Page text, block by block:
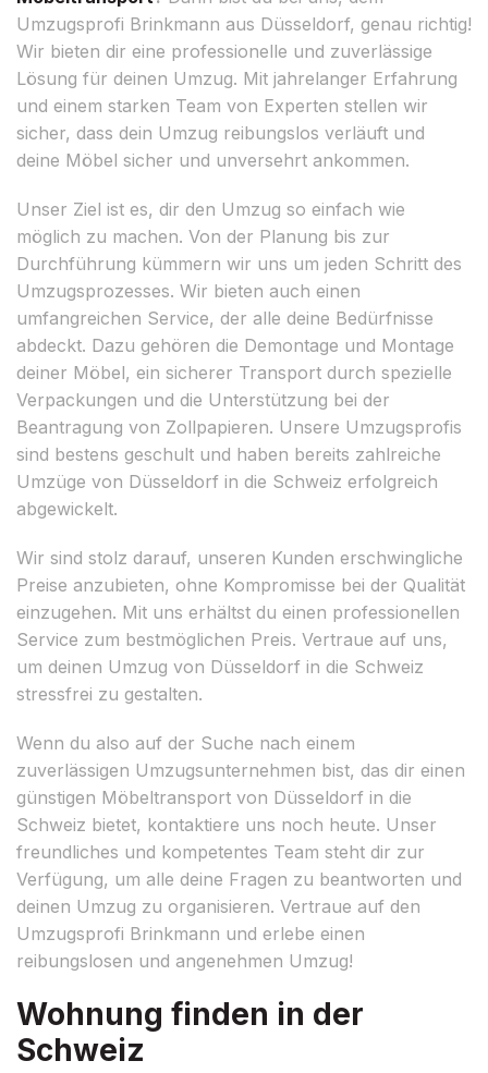
Umzugsprofi Brinkmann aus Düsseldorf, genau richtig!
Wir bieten dir eine professionelle und zuverlässige
Lösung für deinen Umzug. Mit jahrelanger Erfahrung
und einem starken Team von Experten stellen wir
sicher, dass dein Umzug reibungslos verläuft und
deine Möbel sicher und unversehrt ankommen.
Unser Ziel ist es, dir den Umzug so einfach wie
möglich zu machen. Von der Planung bis zur
Durchführung kümmern wir uns um jeden Schritt des
Umzugsprozesses. Wir bieten auch einen
umfangreichen Service, der alle deine Bedürfnisse
abdeckt. Dazu gehören die Demontage und Montage
deiner Möbel, ein sicherer Transport durch spezielle
Verpackungen und die Unterstützung bei der
Beantragung von Zollpapieren. Unsere Umzugsprofis
sind bestens geschult und haben bereits zahlreiche
Umzüge von Düsseldorf in die Schweiz erfolgreich
abgewickelt.
Wir sind stolz darauf, unseren Kunden erschwingliche
Preise anzubieten, ohne Kompromisse bei der Qualität
einzugehen. Mit uns erhältst du einen professionellen
Service zum bestmöglichen Preis. Vertraue auf uns,
um deinen Umzug von Düsseldorf in die Schweiz
stressfrei zu gestalten.
Wenn du also auf der Suche nach einem
zuverlässigen Umzugsunternehmen bist, das dir einen
günstigen Möbeltransport von Düsseldorf in die
Schweiz bietet, kontaktiere uns noch heute. Unser
freundliches und kompetentes Team steht dir zur
Verfügung, um alle deine Fragen zu beantworten und
deinen Umzug zu organisieren. Vertraue auf den
Umzugsprofi Brinkmann und erlebe einen
reibungslosen und angenehmen Umzug!
Wohnung finden in der
Schweiz